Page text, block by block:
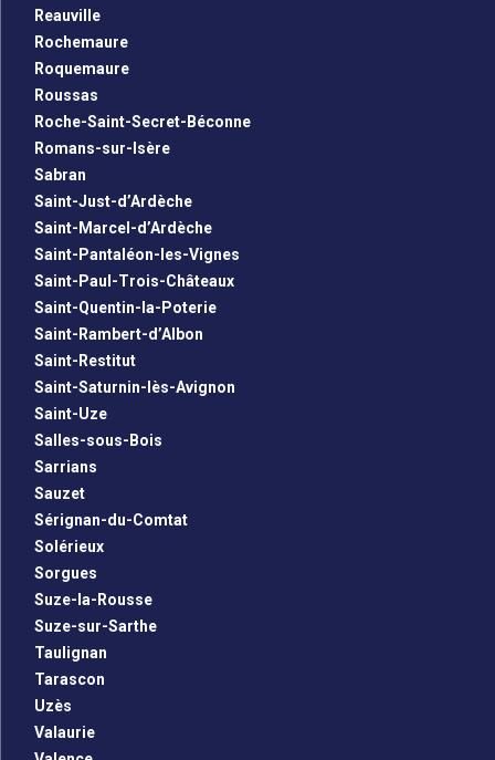
Reauville
Rochemaure
Roquemaure
Roussas
Roche-Saint-Secret-Béconne
Romans-sur-Isère
Sabran
Saint-Just-d’Ardèche
Saint-Marcel-d’Ardèche
Saint-Pantaléon-les-Vignes
Saint-Paul-Trois-Châteaux
Saint-Quentin-la-Poterie
Saint-Rambert-d’Albon
Saint-Restitut
Saint-Saturnin-lès-Avignon
Saint-Uze
Salles-sous-Bois
Sarrians
Sauzet
Sérignan-du-Comtat
Solérieux
Sorgues
Suze-la-Rousse
Suze-sur-Sarthe
Taulignan
Tarascon
Uzès
Valaurie